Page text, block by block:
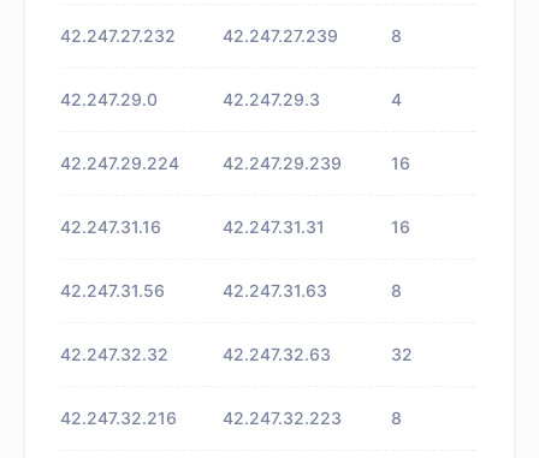
42.247.27.232 42.247.27.239 8
42.247.29.0 42.247.29.3 4
42.247.29.224 42.247.29.239 16
42.247.31.16 42.247.31.31 16
42.247.31.56 42.247.31.63 8
42.247.32.32 42.247.32.63 32
42.247.32.216 42.247.32.223 8